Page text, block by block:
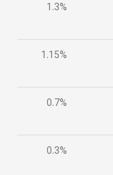
1.3%
1.15%
0.7%
0.3%